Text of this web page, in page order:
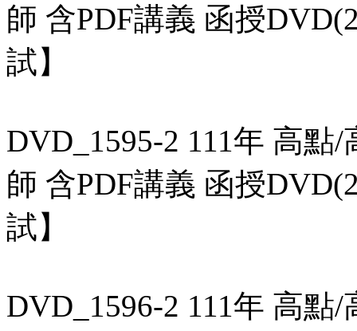
師 含PDF講義 函授
試】
DVD_1595-2 111年 高點
師 含PDF講義 函授
試】
DVD_1596-2 111年 高點